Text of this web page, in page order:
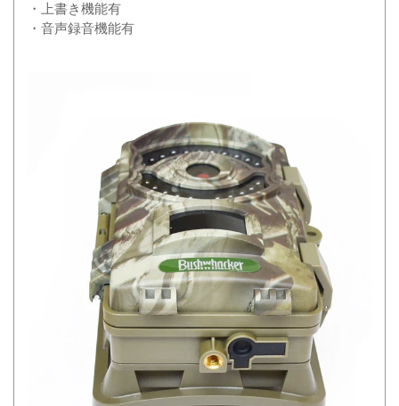
・上書き機能有
・音声録音機能有